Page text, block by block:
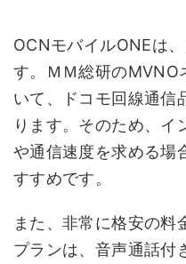
OCNモバイルONEは
す。ＭＭ総研のMVNO
いて、ドコモ回線通信
ります。そのため、イ
や通信速度を求める場
すすめです。
また、非常に格安の料
プランは、音声通話付